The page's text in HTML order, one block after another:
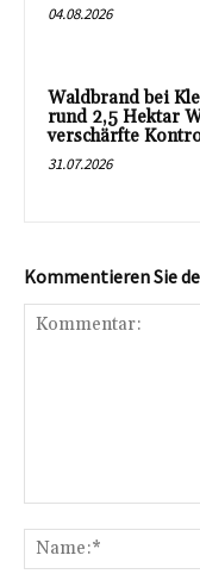
04.08.2026
Waldbrand bei
rund 2,5 Hektar
verschärfte
31.07.2026
Kommentieren Sie